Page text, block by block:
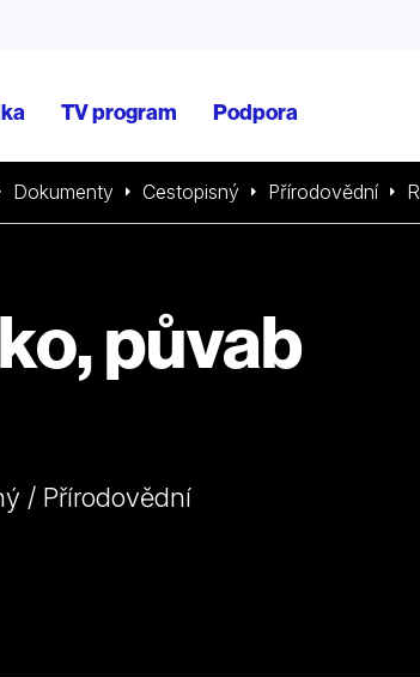
TV program Podpora
Dokumenty Cestopisný Přírodovědní
půvab
/ Přírodovědní